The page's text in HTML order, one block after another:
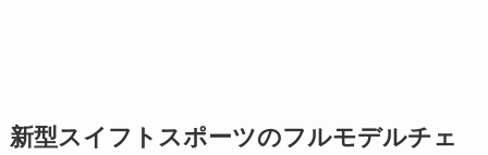
新型スイフトスポーツのフルモデルチェ